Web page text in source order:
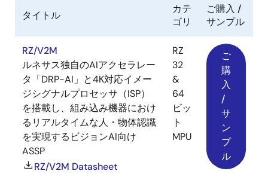
タイトル
カテ
ゴリ
ご購入 /
サンプル
RZ/V2M
ルネサス独自のAIアクセラレー
タ「DRP-AI」と4K対応イメー
ジシグナルプロセッサ（ISP）
を搭載し、組み込み機器におけ
るリアルタイムな人・物体認識
を実現するビジョンAI向け
ASSP
RZ/V2M Datasheet
RZ
32
&
64
ビッ
ト
MPU
ご
購
入
/
サ
ン
プ
ル